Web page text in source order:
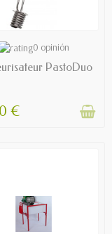
OUT OF STOCK
0 opinión
PastoDuo
€